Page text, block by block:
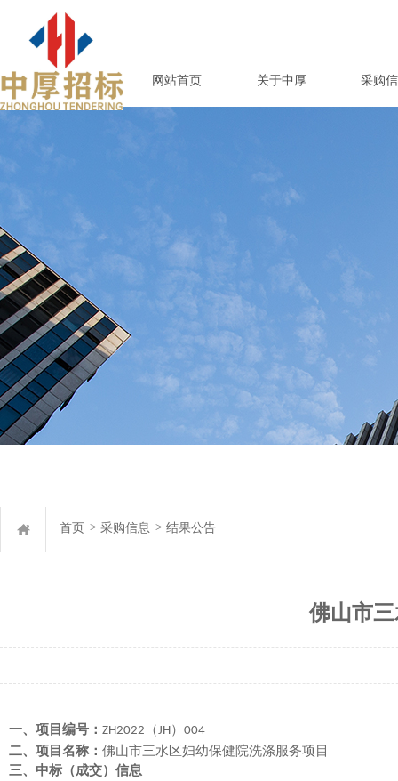
网站首页 关于中厚 采购
首页 > 采购信息 > 结果公告
佛山市
一、项目编号： ZH2022 （JH） 004
二、项目名称： 佛山市三水区妇幼保健院洗涤服务项目
三、中标（成交）信息